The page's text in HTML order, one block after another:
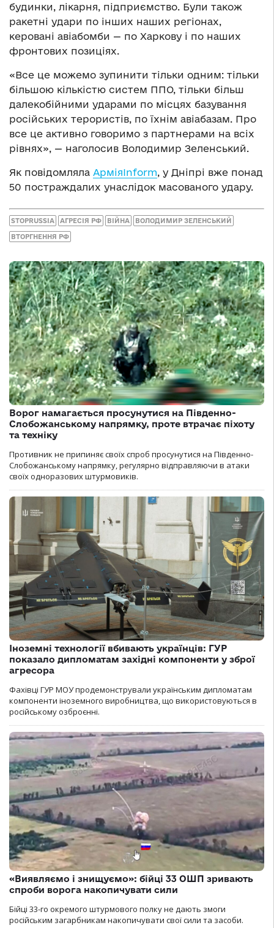
будинки, лікарня, підприємство. Були також
ракетні удари по інших наших регіонах,
керовані авіабомби — по Харкову і по наших
фронтових позиціях.
«Все це можемо зупинити тільки одним: тільки
більшою кількістю систем ППО, тільки більш
далекобійними ударами по місцях базування
російських терористів, по їхнім авіабазам. Про
все це активно говоримо з партнерами на всіх
рівнях», — наголосив Володимир Зеленський.
Як повідомляла АрміяInform, у Дніпрі вже понад
50 постраждалих унаслідок масованого удару.
STOPRUSSIA АГРЕСІЯ РФ ВІЙНА ВОЛОДИМИР ЗЕЛЕНСЬКИЙ
ВТОРГНЕННЯ РФ
Ворог намагається просунутися на Південно-
Слобожанському напрямку, проте втрачає піхоту
та техніку
Противник не припиняє своїх спроб просунутися на Південно-
Слобожанському напрямку, регулярно відправляючи в атаки
своїх одноразових штурмовиків.
Іноземні технології вбивають українців: ГУР
показало дипломатам західні компоненти у зброї
агресора
Фахівці ГУР МОУ продемонстрували українським дипломатам
компоненти іноземного виробництва, що використовуються в
російському озброєнні.
«Виявляємо і знищуємо»: бійці 33 ОШП зривають
спроби ворога накопичувати сили
Бійці 33-го окремого штурмового полку не дають змоги
російським загарбникам накопичувати свої сили та засоби.